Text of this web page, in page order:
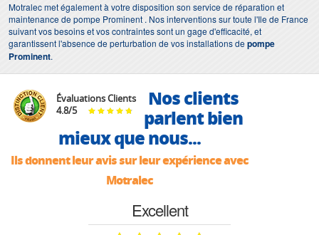
Motralec met également à votre disposition son service de réparation et
maintenance de pompe Prominent . Nos interventions sur toute l'Ile de France
suivant vos besoins et vos contraintes sont un gage d'efficacité, et
garantissent l'absence de perturbation de vos installations depompe
Prominent.
Évaluations Clients
4.8/5
Nos clients
parlent bien
mieux que nous...
Ils donnent leur avis sur leur expérience avec
Motralec
Excellent